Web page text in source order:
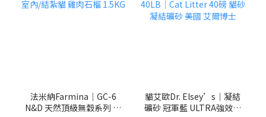
法米納Farmina｜GC-6
N&D 天然頂級無穀系列 室
貓艾歐Dr. Elsey’s｜凝結
礦砂 冠軍藍 ULTRA強效除